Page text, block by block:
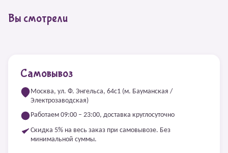
Вы смотрели
Самовывоз
Москва, ул. Ф. Энгельса, 64с1 (м. Бауманская /
Электрозаводская)
Работаем 09:00 – 23:00, доставка круглосуточно
Скидка 5% на весь заказ при самовывозе. Без
минимальной суммы.